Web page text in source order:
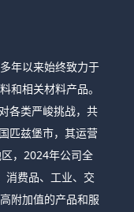
年以来始终致力于
和相关材料产品。
各类严峻挑战，共
匹兹堡市，其运营
，2024年公司全
消费品、工业、交
附加值的产品和服